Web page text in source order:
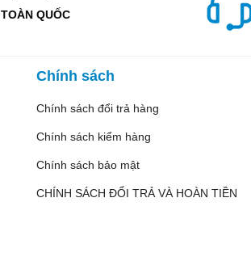
TOÀN QUỐC
Chính sách
Chính sách đổi trả hàng
Chính sách kiểm hàng
Chính sách bảo mật
CHÍNH SÁCH ĐỔI TRẢ VÀ HOÀN TIỀN